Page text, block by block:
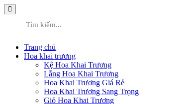
Trang chủ
Hoa khai trương
Kệ Hoa Khai Trương
Lẵng Hoa Khai Trương
Hoa Khai Trương Giá Rẻ
Hoa Khai Trương Sang Trọng
Giỏ Hoa Khai Trương